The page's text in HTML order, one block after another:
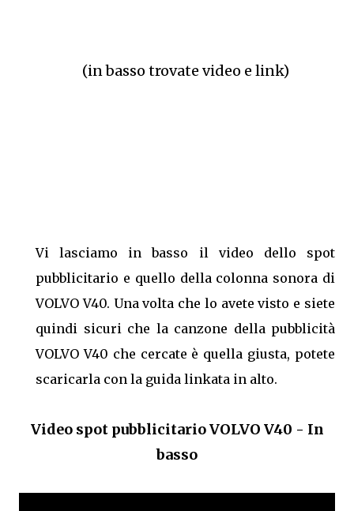
(in basso trovate video e link)
Vi lasciamo in basso il video dello spot
pubblicitario e quello della colonna sonora di
VOLVO V40. Una volta che lo avete visto e siete
quindi sicuri che la canzone della pubblicità
VOLVO V40 che cercate è quella giusta, potete
scaricarla con la guida linkata in alto.
Video spot pubblicitario VOLVO V40 - In
basso